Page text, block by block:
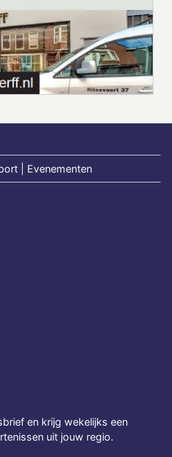
| Evenementen
en krijg wekelijks een
uit jouw regio.